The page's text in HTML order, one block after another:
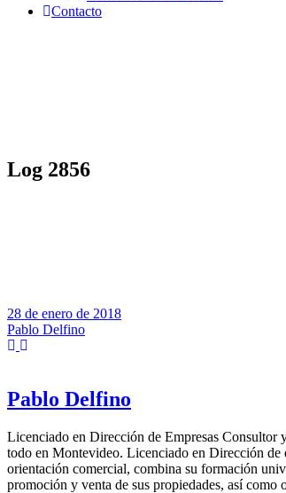
Contacto
Log 2856
28 de enero de 2018
Pablo Delfino
Pablo Delfino
Licenciado en Dirección de Empresas Consultor
todo en Montevideo. Licenciado en Dirección de
orientación comercial, combina su formación
promoción y venta de sus propiedades, así